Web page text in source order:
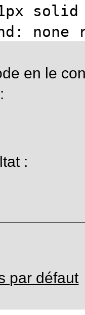
solid
none
0px
en le
:
par défaut